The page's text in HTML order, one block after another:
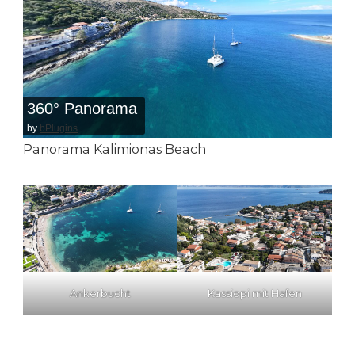
360° Panorama
by bPlugins
Panorama Kalimionas Beach
Ankerbucht Kassiopi mit Hafen